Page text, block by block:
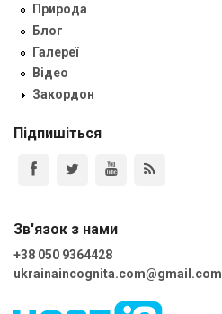
Природа
Блог
Галереї
Відео
Закордон
Підпишіться
Зв'язок з нами
+38 050 9364428
ukrainaincognita.com@gmail.com